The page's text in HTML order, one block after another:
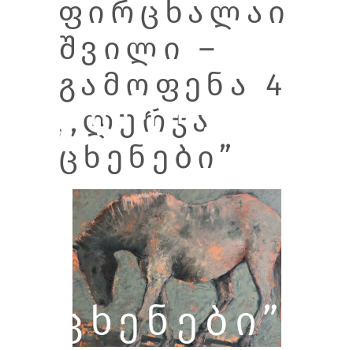
,,ᲚᲣᲠᲯᲐ
ᲪᲮᲔᲜᲔᲑᲘ”
ᲤᲘᲠᲪᲮᲐᲚᲐᲘ
ᲨᲕᲘᲚᲘ –
ᲒᲐᲛᲝᲤᲔᲜᲐ 4
,,ᲚᲣᲠᲯᲐ
ᲪᲮᲔᲜᲔᲑᲘ”